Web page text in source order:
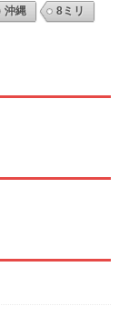
沖縄 8ミリ